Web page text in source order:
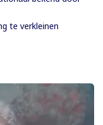
te verkleinen